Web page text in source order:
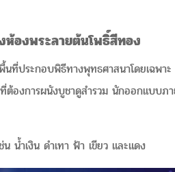
องพระลายต้นโพธิ์สีทอง
ประกอบพิธีทางพุทธศาสนาโดยเฉพา
องการผนังบูชาดูสำรวม นักออกแบบภ
น้ำเงิน ดำเทา ฟ้า เขียว และแดง